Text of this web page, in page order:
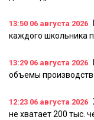
13:50 06 августа 2026
каждого школьника
13:29 06 августа 2026
объемы
12:23 06 августа 2026
не хватает 200 тыс.